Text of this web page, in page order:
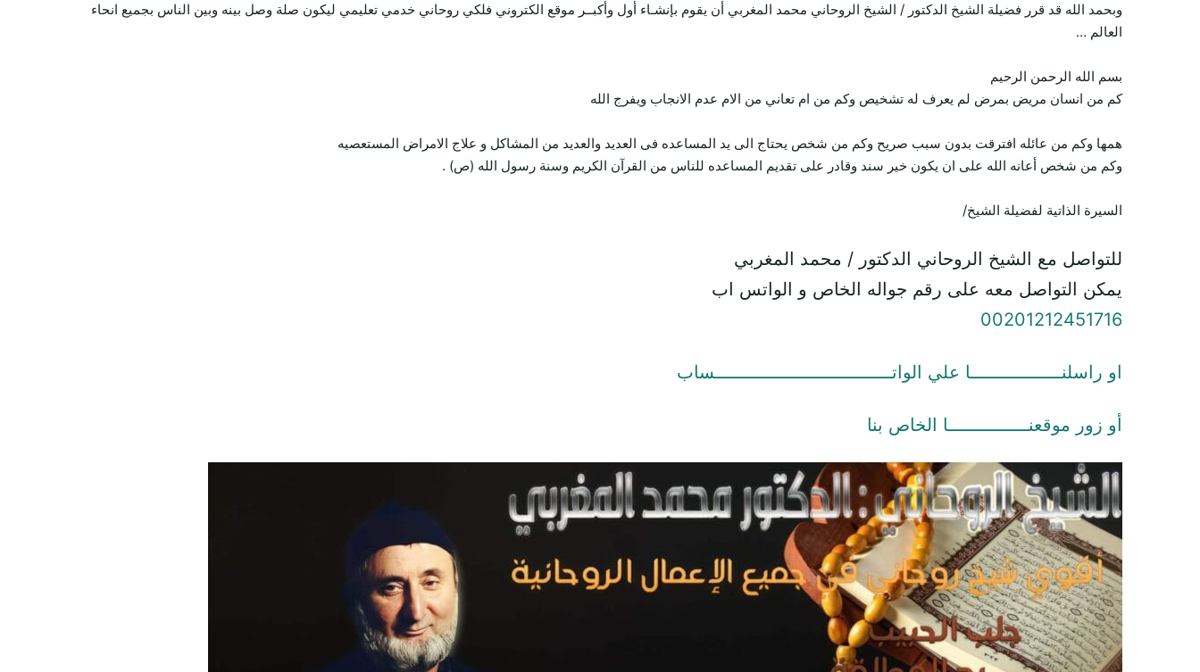
وبحمد الله قد قرر فضيلة الشيخ الدكتور / الشيخ الروحاني محمد المغربي أن يقوم بإنشـاء أول وأكبــر موقع الكتروني فلكي روحاني خدمي تعليمي ليكون صلة وصل بينه وبين الناس بجميع انحاء
العالم …
بسم الله الرحمن الرحيم
كم من انسان مريض بمرض لم يعرف له تشخيص وكم من ام تعاني من الام عدم الانجاب ويفرج الله
همها وكم من عائله افترقت بدون سبب صريح وكم من شخص يحتاج الى يد المساعده فى العديد والعديد من المشاكل و علاج الامراض المستعصيه
وكم من شخص أعانه الله على ان يكون خير سند وقادر على تقديم المساعده للناس من القرآن الكريم وسنة رسول الله (ص) .
السيرة الذاتية لفضيلة الشيخ/
للتواصل مع الشيخ الروحاني الدكتور / محمد المغربي
يمكن التواصل معه على رقم جواله الخاص و الواتس اب
00201212451716
او راسلنـــــــــــــــــا علي الواتـــــــــــــــــــــــــــــــــساب
أو زور موقعنـــــــــــــــا الخاص بنا